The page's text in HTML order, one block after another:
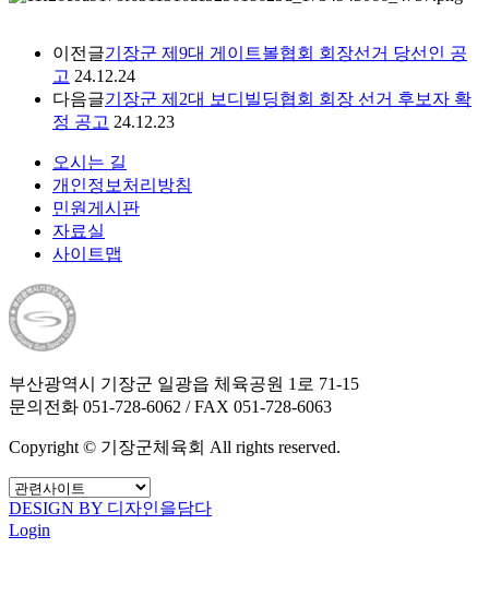
이전글기장군 제9대 게이트볼협회 회장선거 당선인 공
고 24.12.24
다음글기장군 제2대 보디빌딩협회 회장 선거 후보자 확
정 공고 24.12.23
오시는 길
개인정보처리방침
민원게시판
자료실
사이트맵
부산광역시 기장군 일광읍 체육공원 1로 71-15
문의전화 051-728-6062 / FAX 051-728-6063
Copyright © 기장군체육회 All rights reserved.
DESIGN BY 디자인을담다
Login